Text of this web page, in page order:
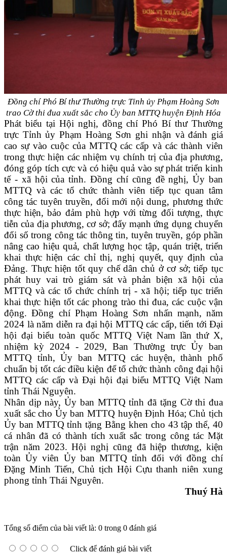
Đồng chí Phó Bí thư Thường trực Tỉnh ủy Phạm Hoàng Sơn
trao Cờ thi đua xuất sắc cho Ủy ban MTTQ huyện Định Hóa
Phát biểu tại Hội nghị, đồng chí Phó Bí thư Thường
trực Tỉnh ủy Phạm Hoàng Sơn ghi nhận và đánh giá
cao sự vào cuộc của MTTQ các cấp và các thành viên
trong thực hiện các nhiệm vụ chính trị của địa phương,
đóng góp tích cực và có hiệu quả vào sự phát triển kinh
tế - xã hội của tỉnh. Đồng chí cũng đề nghị, Ủy ban
MTTQ và các tổ chức thành viên tiếp tục quan tâm
công tác tuyên truyền, đổi mới nội dung, phương thức
thực hiện, bảo đảm phù hợp với từng đối tượng, thực
tiễn của địa phương, cơ sở; đẩy mạnh ứng dụng chuyển
đổi số trong công tác thông tin, tuyên truyền, góp phần
nâng cao hiệu quả, chất lượng học tập, quán triệt, triển
khai thực hiện các chỉ thị, nghị quyết, quy định của
Đảng. Thực hiện tốt quy chế dân chủ ở cơ sở; tiếp tục
phát huy vai trò giám sát và phản biện xã hội của
MTTQ và các tổ chức chính trị - xã hội; tiếp tục triển
khai thực hiện tốt các phong trào thi đua, các cuộc vận
động. Đồng chí Phạm Hoàng Sơn nhấn mạnh, năm
2024 là năm diễn ra đại hội MTTQ các cấp, tiến tới Đại
hội đại biểu toàn quốc MTTQ Việt Nam lần thứ X,
nhiệm kỳ 2024 - 2029, Ban Thường trực Ủy ban
MTTQ tỉnh, Ủy ban MTTQ các huyện, thành phố
chuẩn bị tốt các điều kiện để tổ chức thành công đại hội
MTTQ các cấp và Đại hội đại biểu MTTQ Việt Nam
tỉnh Thái Nguyên.
Nhân dịp này, Ủy ban MTTQ tỉnh đã tặng Cờ thi đua
xuất sắc cho Ủy ban MTTQ huyện Định Hóa; Chủ tịch
Ủy ban MTTQ tỉnh tặng Bằng khen cho 43 tập thể, 40
cá nhân đã có thành tích xuất sắc trong công tác Mặt
trận năm 2023. Hội nghị cũng đã hiệp thương, kiện
toàn Ủy viên Ủy ban MTTQ tỉnh đối với đồng chí
Đặng Minh Tiến, Chủ tịch Hội Cựu thanh niên xung
phong tỉnh Thái Nguyên.
Thuý Hà
Tổng số điểm của bài viết là: 0 trong 0 đánh giá
Click để đánh giá bài viết